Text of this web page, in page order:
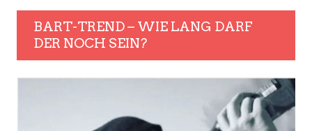
BART-TREND – WIE LANG DARF
DER NOCH SEIN?